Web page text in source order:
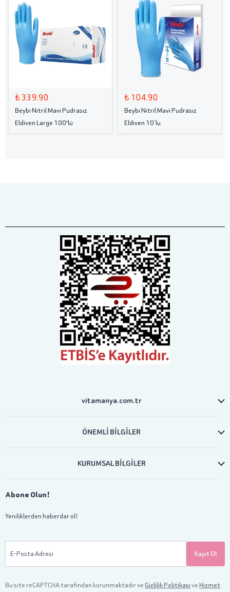
₺ 339.90
Beybi Nitril Mavi Pudrasız
Eldiven Large 100'lü
₺ 104.90
Beybi Nitril Mavi Pudrasız
Eldiven 10’lu
vitamanya.com.tr
ÖNEMLİ BİLGİLER
KURUMSAL BİLGİLER
Abone Olun!
Yeniliklerden haberdar ol!
E-Posta Adresi Kayıt Ol
Bu site reCAPTCHA tarafından korunmaktadır veGizlilik PolitikasıveHizmet